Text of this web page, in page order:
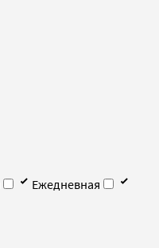
Ежедневная